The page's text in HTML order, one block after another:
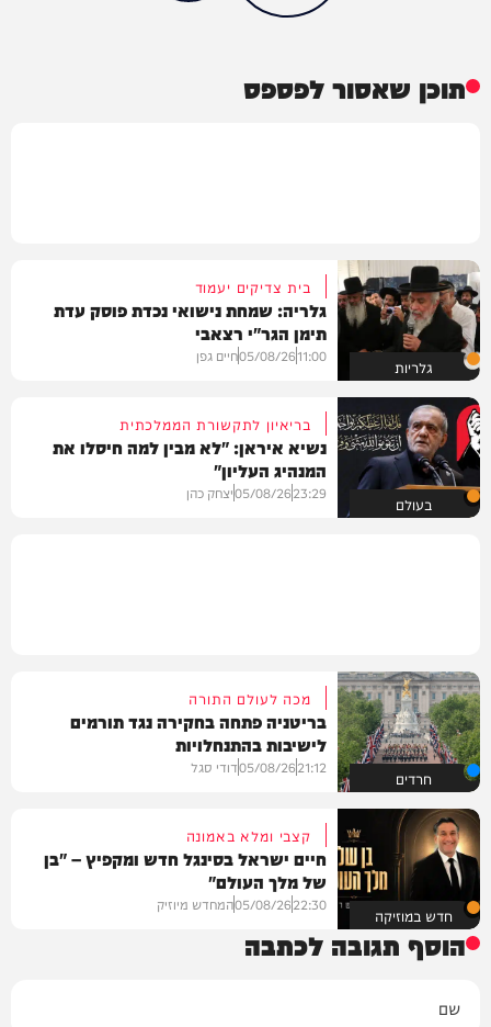
תוכן שאסור לפספס
גלריות
בית צדיקים יעמוד
גלריה: שמחת נישואי נכדת פוסק עדת
תימן הגר"י רצאבי
11:00
05/08/26חיים גפן
בעולם
בריאיון לתקשורת הממלכתית
נשיא איראן: "לא מבין למה חיסלו את
המנהיג העליון"
23:29
05/08/26יצחק כהן
חרדים
מכה לעולם התורה
בריטניה פתחה בחקירה נגד תורמים
לישיבות בהתנחלויות
21:12
05/08/26דודי סגל
חדש במוזיקה
קצבי ומלא באמונה
חיים ישראל בסינגל חדש ומקפיץ – "בן
של מלך העולם"
22:30
05/08/26המחדש מיוזיק
הוסף תגובה לכתבה